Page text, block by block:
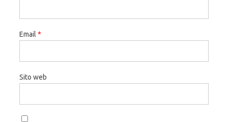
Email *
Sito web